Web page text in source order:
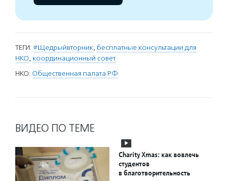
ТЕГИ: #Щедрыйвторник, бесплатные консультации для
НКО, координационный совет
НКО: Общественная палата РФ
ВИДЕО ПО ТЕМЕ
Charity Xmas: как вовлечь
студентов
в благотворительность